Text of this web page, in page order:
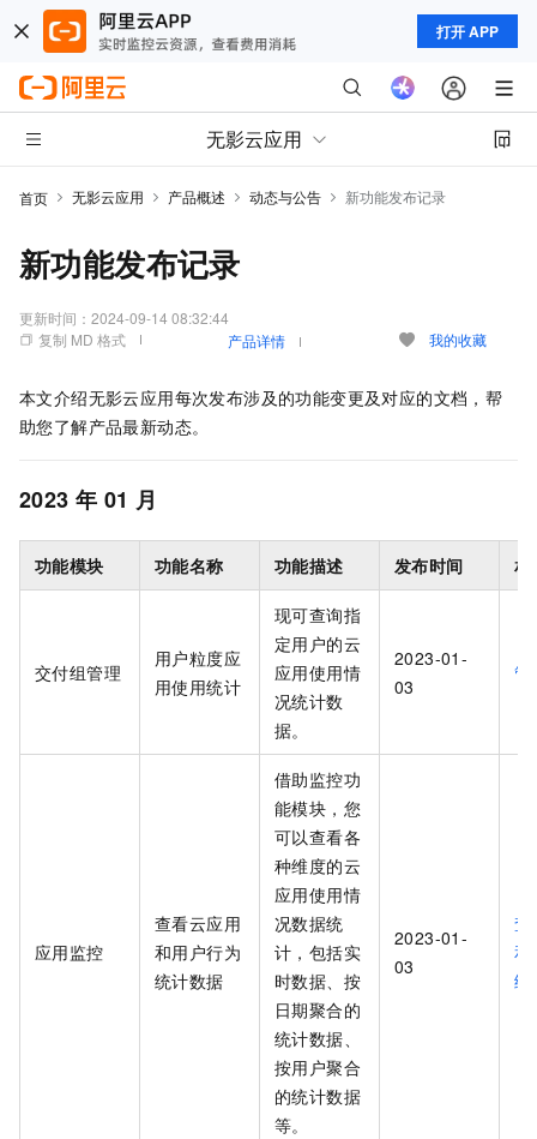
打开 APP
无影云应用
首页 无影云应用 产品概述 动态与公告 新功能发布记录
新功能发布记录
更新时间： 2024-09-14 08:32:44
复制 MD 格式
产品详情 我的收藏
本文介绍无影云应用每次发布涉及的功能变更及对应的文档，帮
助您了解产品最新动态。
2023 年 01 月
功能模块 功能名称 功能描述 发布时间 相
交付组管理
用户粒度应
用使用统计
现可查询指
定用户的云
应用使用情
况统计数
据。
2023-01-
03
管
应用监控
查看云应用
和用户行为
统计数据
借助监控功
能模块，您
可以查看各
种维度的云
应用使用情
况数据统
计，包括实
时数据、按
日期聚合的
统计数据、
按用户聚合
的统计数据
等。
2023-01-
03
查
和
统